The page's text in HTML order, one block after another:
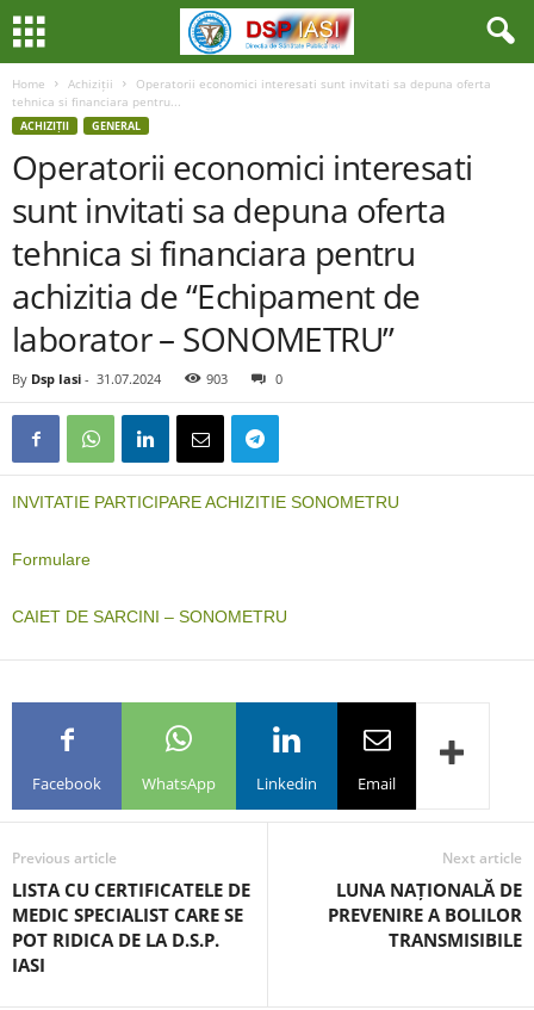
Home Achiziții
Operatorii economici interesati sunt invitati sa depuna oferta
tehnica si financiara pentru...
ACHIZIȚII GENERAL
Operatorii economici interesati
sunt invitati sa depuna oferta
tehnica si financiara pentru
achizitia de “Echipament de
laborator – SONOMETRU”
By Dsp Iasi - 31.07.2024 903 0
INVITATIE PARTICIPARE ACHIZITIE SONOMETRU
Formulare
CAIET DE SARCINI – SONOMETRU
Facebook WhatsApp Linkedin Email
Previous article
LISTA CU CERTIFICATELE DE
MEDIC SPECIALIST CARE SE
POT RIDICA DE LA D.S.P.
IASI
Next article
LUNA NAȚIONALĂ DE
PREVENIRE A BOLILOR
TRANSMISIBILE